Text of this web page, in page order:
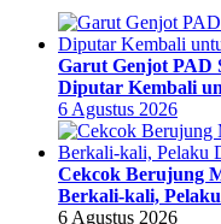
Garut Genjot PAD
Diputar Kembali
6 Agustus 2026
Cekcok Berujung
Berkali-kali,
6 Agustus 2026